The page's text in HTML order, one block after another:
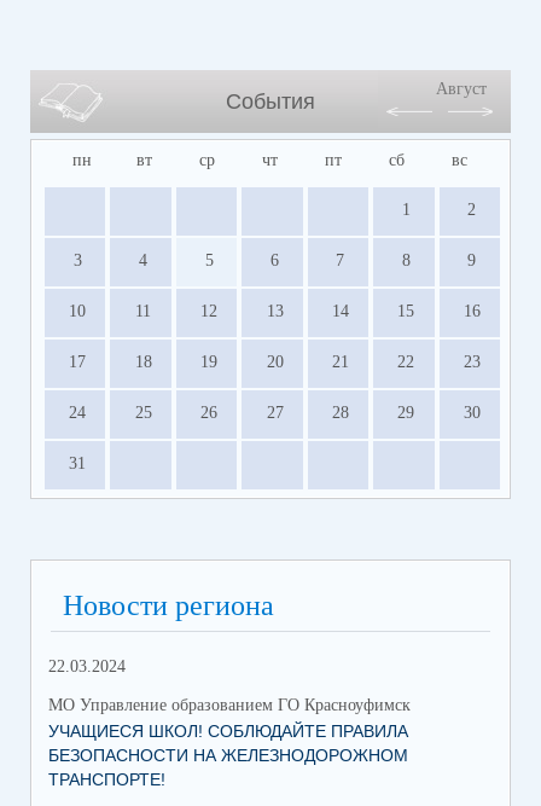
События
Август
пн вт ср чт пт сб вс
1 2
3 4 5 6 7 8 9
10 11 12 13 14 15 16
17 18 19 20 21 22 23
24 25 26 27 28 29 30
31
Новости региона
22.03.2024
МО Управление образованием ГО Красноуфимск
УЧАЩИЕСЯ ШКОЛ! СОБЛЮДАЙТЕ ПРАВИЛА
БЕЗОПАСНОСТИ НА ЖЕЛЕЗНОДОРОЖНОМ
ТРАНСПОРТЕ!